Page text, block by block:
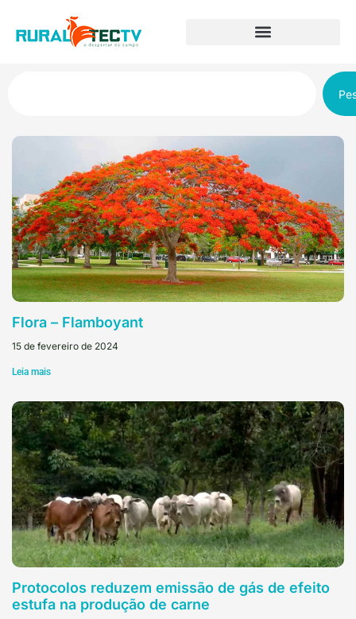
Flora – Flamboyant
15 de fevereiro de 2024
Leia mais
Protocolos reduzem emissão de gás de efeito
estufa na produção de carne